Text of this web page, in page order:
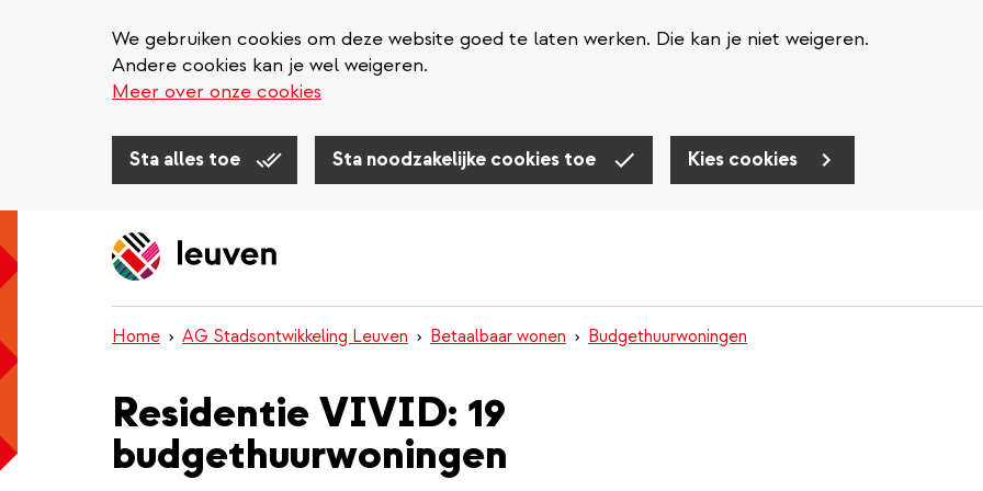
We gebruiken cookies om deze website goed te laten werken. Die kan je niet weigeren.
Andere cookies kan je wel weigeren.
Meer over onze cookies
Sta alles toe Sta noodzakelijke cookies toe Kies cookies
Home AG Stadsontwikkeling Leuven Betaalbaar wonen Budgethuurwoningen
Residentie VIVID: 19
budgethuurwoningen